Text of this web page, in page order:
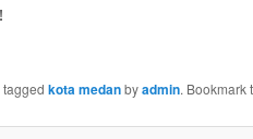
kota medanbyadmin. Bookmark